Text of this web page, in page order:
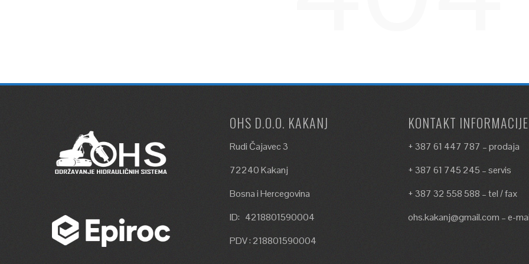
OHS D.O.O. KAKANJ
Rudi Čajavec 3
72240 Kakanj
Bosna i Hercegovina
ID: 4218801590004
PDV : 218801590004
KONTAKT INFORMACIJE
+ 387 61 447 787 – prodaja
+ 387 61 745 245 – servis
+ 387 32 558 588 – tel / fax
ohs.kakanj@gmail.com – e-